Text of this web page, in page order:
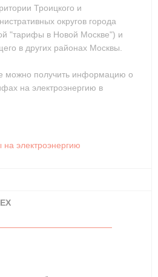
Троицкого и
округов города
"тарифы в Новой Москве") и
в других районах Москвы.
можно получить информацию о
на электроэнергию в
электроэнергию